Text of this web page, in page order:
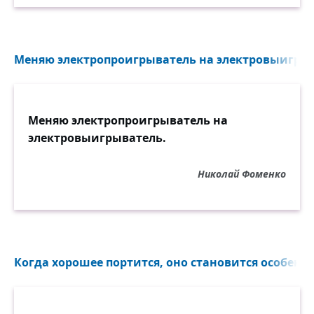
Меняю электропроигрыватель на
Меняю электропроигрыватель на
электровыигрыватель.
Николай Фоменко
Когда хорошее портится, оно становится